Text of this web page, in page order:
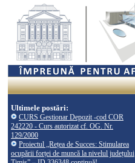
Ultimele postări:
CURS Gestionar Depozit -cod COR
242220 - Curs autorizat cf. OG. Nr.
129/2000
Proiectul „Rețea de Succes: Stimularea
ocupării forței de muncă la nivelul județului